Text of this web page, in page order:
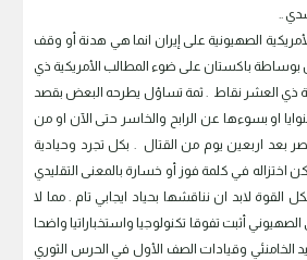
..
الصهيونية على إيران انما هي هدنة أو وقف
بوساطة باكستان على ضوء المطالب الأمريكية ذي
ذي العشر نقاط . ثمة تساؤل يطرحه البعض بقصد
او بسوءها عن الرابح والخاسر حتى الآن او من
بعد اربعين يوم من القتال . بكل تجرد وحيادية
اختزاله في كلمة فوز أو خسارة بالمعنى التقليدي
لابد ان نناقشها بحياد ايجابي تام . مما لا
أثبت تفوقا تكنولوجيا واستخباراتيا واضحا
الخامنئي وقيادات الصف الأول في الحرس الثوري